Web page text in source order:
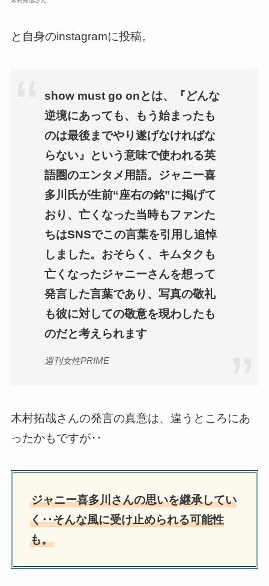
と自身のinstagramに投稿。
show must go onとは、『どんな
逆境にあっても、もう始まったも
のは最後までやり遂げなければな
らない』という意味で使われる英
語圏のエンタメ用語。ジャニー喜
多川氏が生前“座右の銘”に掲げて
おり、亡くなった当時もファンた
ちはSNSでこの言葉を引用し追悼
しました。おそらく、キムタクも
亡くなったジャニーさんを想って
発言した言葉であり、写真の敬礼
も彼に対しての敬意を現わしたも
のだと考えられます
週刊女性PRIME
木村拓哉さんの発言の真意は、違うところにあ
ったかもですが‥
ジャニー喜多川さんの思いを継承してい
く‥そんな風に受け止められる可能性
も。